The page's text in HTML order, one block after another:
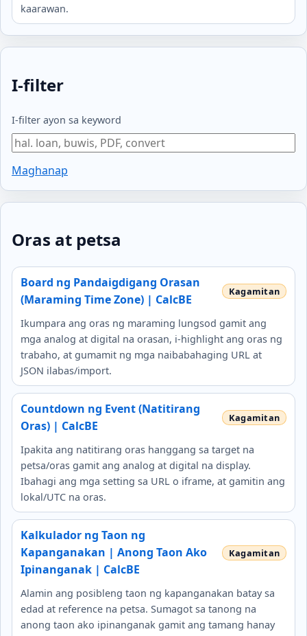
kaarawan.
I-filter
I-filter ayon sa keyword
Maghanap
Oras at petsa
Board ng Pandaigdigang Orasan
(Maraming Time Zone) | CalcBE
Ikumpara ang oras ng maraming lungsod gamit ang
mga analog at digital na orasan, i-highlight ang oras ng
trabaho, at gumamit ng mga naibabahaging URL at
JSON ilabas/import.
Countdown ng Event (Natitirang
Oras) | CalcBE
Ipakita ang natitirang oras hanggang sa target na
petsa/oras gamit ang analog at digital na display.
Ibahagi ang mga setting sa URL o iframe, at gamitin ang
lokal/UTC na oras.
Kalkulador ng Taon ng
Kapanganakan | Anong Taon Ako
Ipinanganak | CalcBE
Alamin ang posibleng taon ng kapanganakan batay sa
edad at reference na petsa. Sumagot sa tanong na
anong taon ako ipinanganak gamit ang tamang hanay